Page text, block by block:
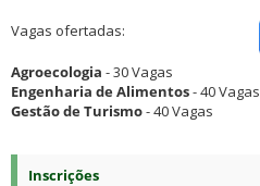
Vagas ofertadas:
Agroecologia - 30 Vagas
Engenharia de Alimentos- 40 Vagas
Gestão de Turismo- 40 Vagas
Inscrições